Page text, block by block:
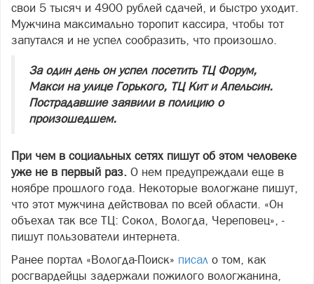
свои 5 тысяч и 4900 рублей сдачей, и быстро уходит.
Мужчина максимально торопит кассира, чтобы тот
запутался и не успел сообразить, что произошло.
За один день он успел посетить ТЦ Форум,
Макси на улице Горького, ТЦ Кит и Апельсин.
Пострадавшие заявили в полицию о
произошедшем.
При чем в социальных сетях пишут об этом человеке
уже не в первый раз. О нем предупреждали еще в
ноябре прошлого года. Некоторые вологжане пишут,
что этот мужчина действовал по всей области. «Он
объехал так все ТЦ: Сокол, Вологда, Череповец», -
пишут пользователи интернета.
Ранее портал «Вологда-Поиск» писал о том, как
росгвардейцы задержали пожилого вологжанина,